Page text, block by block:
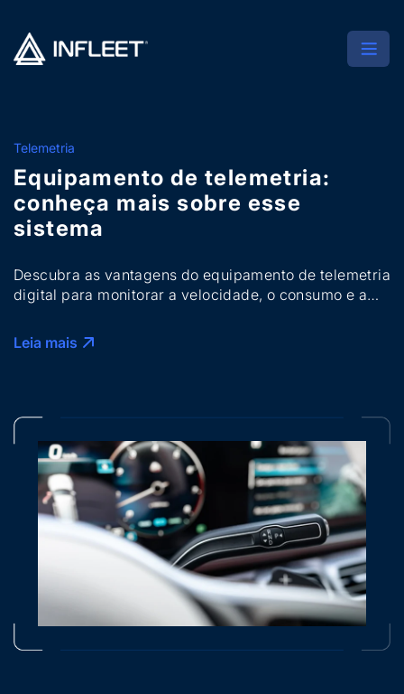
Telemetria
Equipamento de telemetria:
conheça mais sobre esse
sistema
Descubra as vantagens do equipamento de telemetria
digital para monitorar a velocidade, o consumo e a
Leia mais